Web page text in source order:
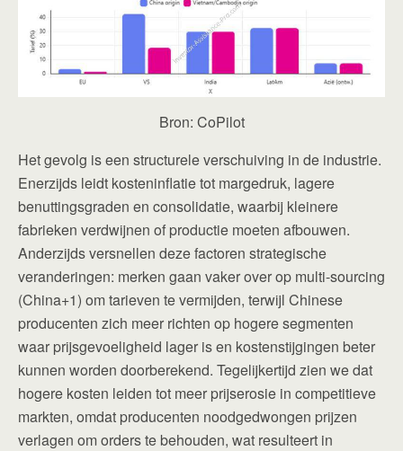
Bron: CoPilot
Het gevolg is een structurele verschuiving in de industrie.
Enerzijds leidt kosteninflatie tot margedruk, lagere
benuttingsgraden en consolidatie, waarbij kleinere
fabrieken verdwijnen of productie moeten afbouwen.
Anderzijds versnellen deze factoren strategische
veranderingen: merken gaan vaker over op multi-sourcing
(China+1) om tarieven te vermijden, terwijl Chinese
producenten zich meer richten op hogere segmenten
waar prijsgevoeligheid lager is en kostenstijgingen beter
kunnen worden doorberekend. Tegelijkertijd zien we dat
hogere kosten leiden tot meer prijserosie in competitieve
markten, omdat producenten noodgedwongen prijzen
verlagen om orders te behouden, wat resulteert in